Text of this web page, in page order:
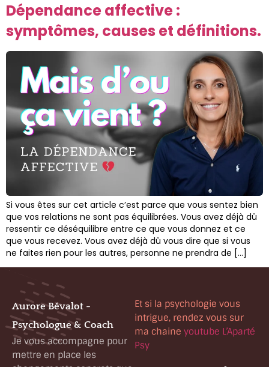
Dépendance affective :
symptômes, causes et définitions.
Si vous êtes sur cet article c’est parce que vous sentez bien
que vos relations ne sont pas équilibrées. Vous avez déjà dû
ressentir ce déséquilibre entre ce que vous donnez et ce
que vous recevez. Vous avez déjà dû vous dire que si vous
ne faites rien pour les autres, personne ne prendra de […]
Aurore Bévalot -
Psychologue & Coach
Je vous accompagne pour
mettre en place les
Et si la psychologie vous
intrigue, rendez vous sur
ma chaine youtube L’Aparté
Psy